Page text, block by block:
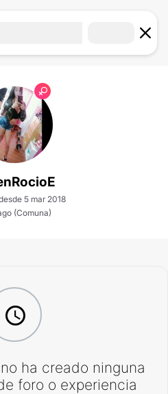
5 mar 2018
(Comuna)
ha creado ninguna
foro o experiencia